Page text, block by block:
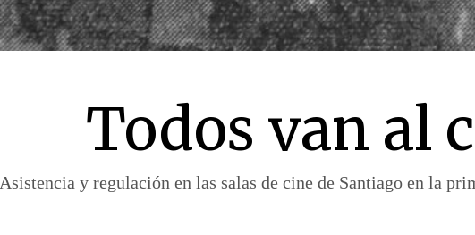
Todos van al
Asistencia y regulación en las salas de cine de Santiago en la